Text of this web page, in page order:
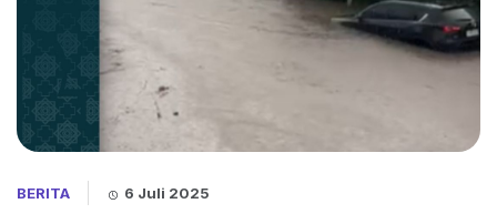
BERITA 6 Juli 2025